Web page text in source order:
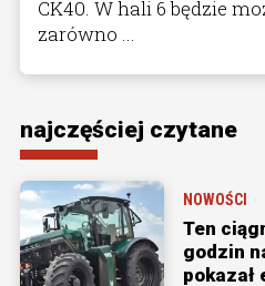
CK40. W hali 6 będzie
zarówno ...
najczęściej czytane
NOWOŚCI
Ten
godzin